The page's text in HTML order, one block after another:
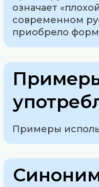
означает
современном
приобрело
Примеры